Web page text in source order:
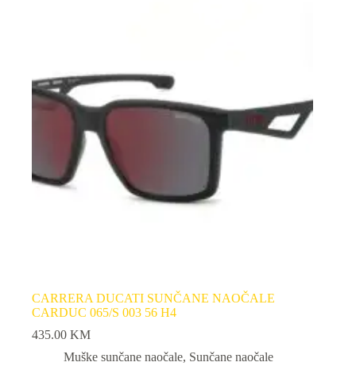
CARRERA DUCATI SUNČANE NAOČALE
CARDUC 065/S 003 56 H4
435.00 KM
Muške sunčane naočale, Sunčane naočale